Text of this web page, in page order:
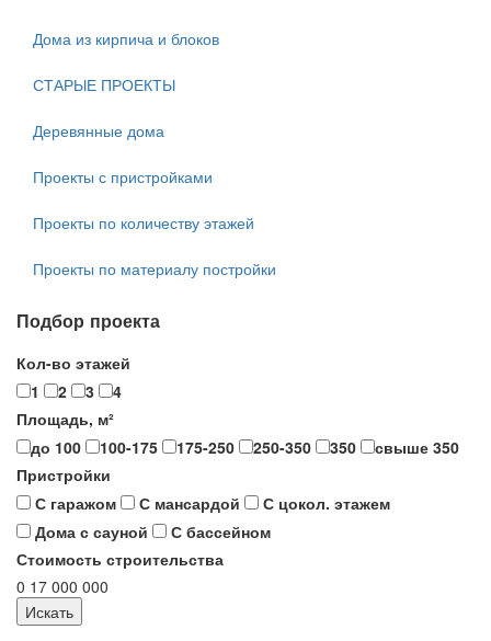
Дома из кирпича и блоков
СТАРЫЕ ПРОЕКТЫ
Деревянные дома
Проекты с пристройками
Проекты по количеству этажей
Проекты по материалу постройки
Подбор проекта
Кол-во этажей
1
2 3
4
Площадь, м²
до 100
100-175 175-250 250-350 350
свыше 350
Пристройки
С гаражом
С мансардой
С цокол. этажем
Дома с сауной
С бассейном
Стоимость строительства
0 17 000 000